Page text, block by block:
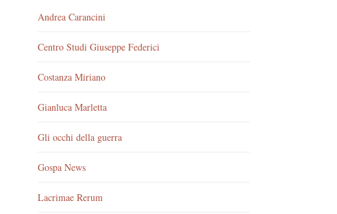
Andrea Carancini
Centro Studi Giuseppe Federici
Costanza Miriano
Gianluca Marletta
Gli occhi della guerra
Gospa News
Lacrimae Rerum